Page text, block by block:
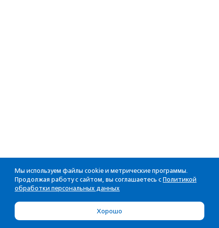
Мы используем файлы cookie и метрические программы.
Продолжая работу с сайтом, вы соглашаетесь с Политикой
обработки персональных данных
Хорошо